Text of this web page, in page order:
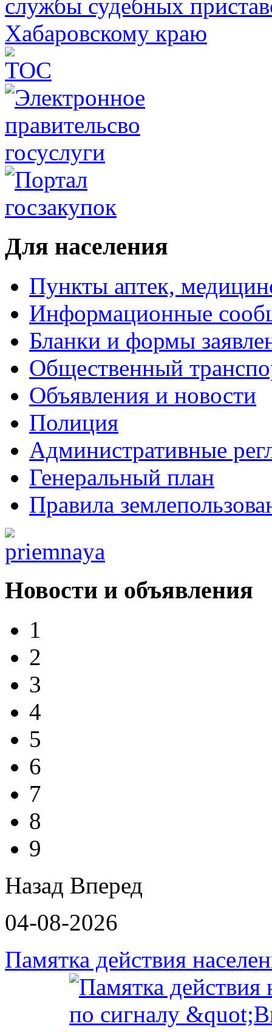
Для населения
Пункты аптек,
Информационные
Бланки и формы
Общественный
Объявления и новости
Полиция
Административные
Генеральный план
Правила
Новости и объявления
1
2
3
4
5
6
7
8
9
Назад Вперед
04-08-2026
Памятка действия